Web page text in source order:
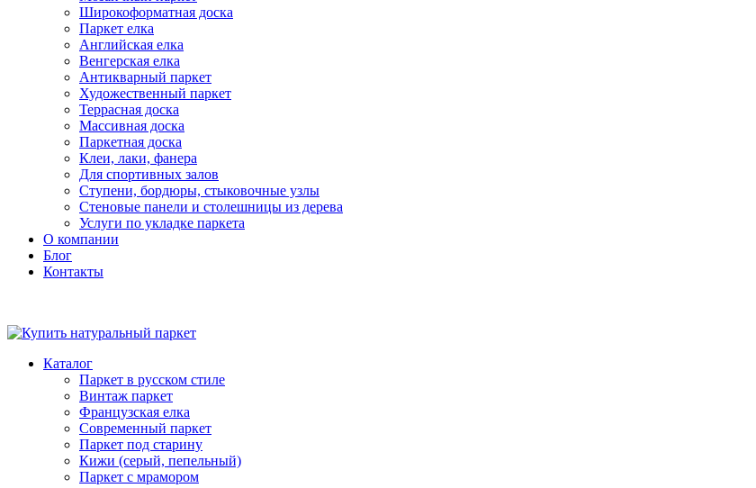
Широкоформатная доска
Паркет елка
Английская елка
Венгерская елка
Антикварный паркет
Художественный паркет
Террасная доска
Массивная доска
Паркетная доска
Клеи, лаки, фанера
Для спортивных залов
Ступени, бордюры, стыковочные узлы
Стеновые панели и столешницы из дерева
Услуги по укладке паркета
О компании
Блог
Контакты
Каталог
Паркет в русском стиле
Винтаж паркет
Французская елка
Современный паркет
Паркет под старину
Кижи (серый, пепельный)
Паркет с мрамором